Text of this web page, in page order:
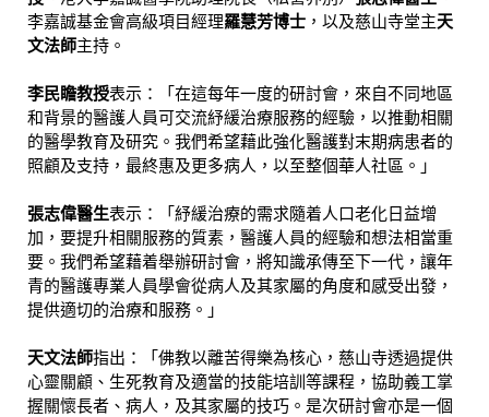
李嘉誠基金會高級項目經理羅慧芳博士 ，以及慈山寺堂主天
文法師主持。
李民瞻教授表示：「在這每年一度的研討會，來自不同地區
和背景的醫護人員可交流紓緩治療服務的經驗，以推動相關
的醫學教育及研究。我們希望藉此強化醫護對末期病患者的
照顧及支持，最終惠及更多病人，以至整個華人社區。」
張志偉醫生表示：「紓緩治療的需求隨着人口老化日益增
加，要提升相關服務的質素，醫護人員的經驗和想法相當重
要。我們希望藉着舉辦研討會，將知識承傳至下一代，讓年
青的醫護專業人員學會從病人及其家屬的角度和感受出發，
提供適切的治療和服務。」
天文法師指出：「佛教以離苦得樂為核心，慈山寺透過提供
心靈關顧、生死教育及適當的技能培訓等課程，協助義工掌
握關懷長者、病人，及其家屬的技巧。是次研討會亦是一個